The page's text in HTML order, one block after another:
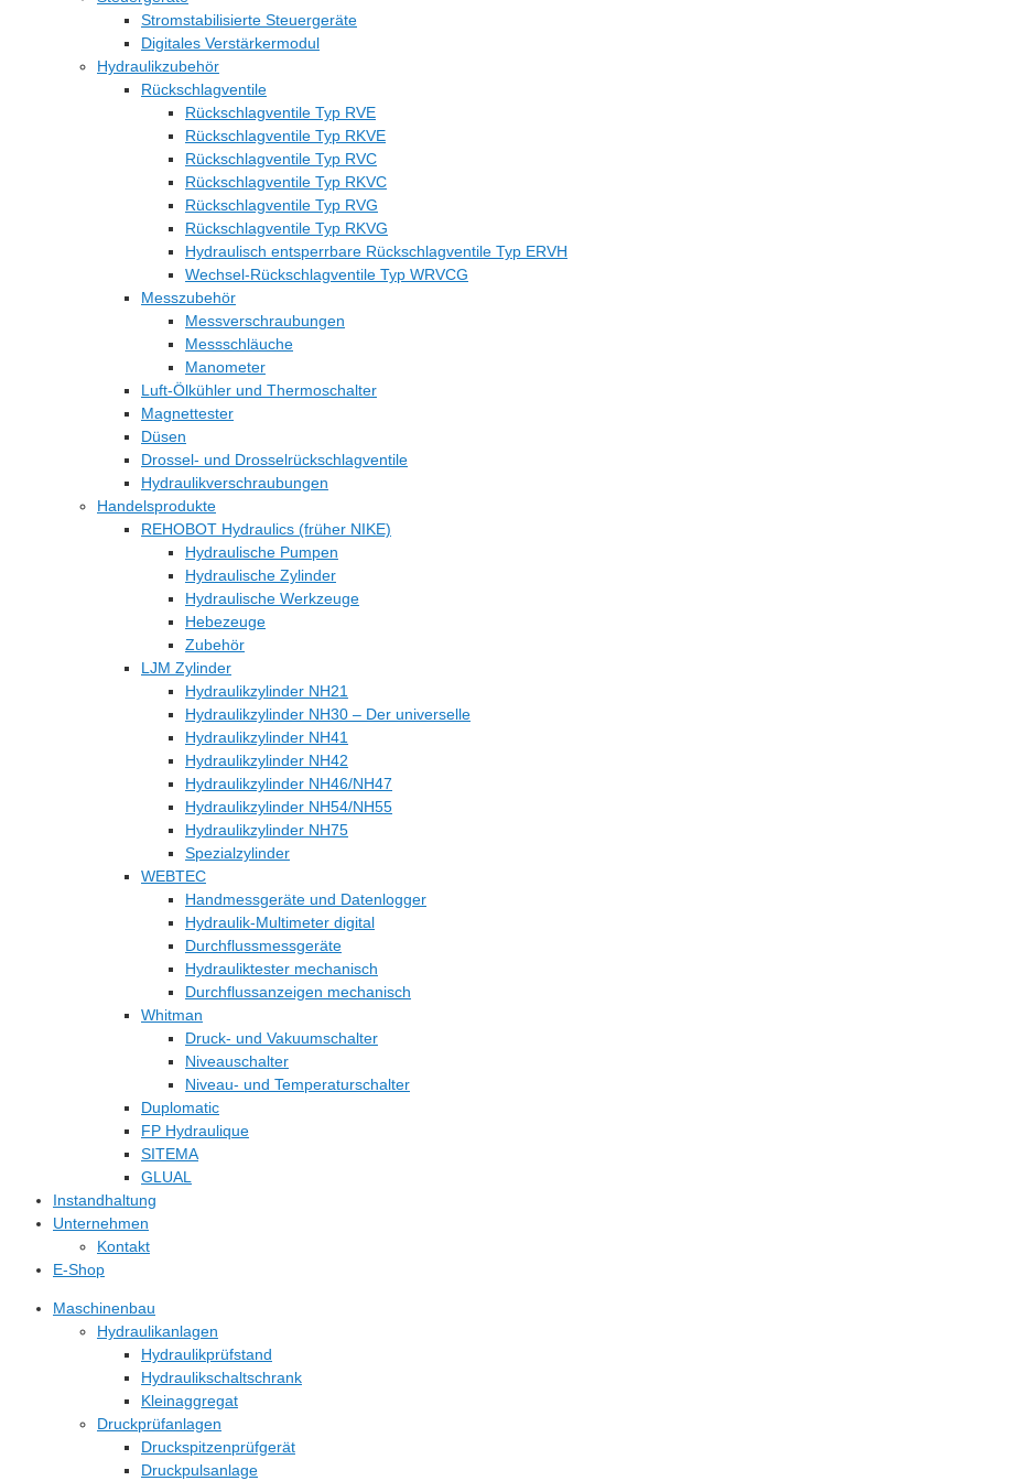
Stromstabilisierte Steuergeräte
Digitales Verstärkermodul
Hydraulikzubehör
Rückschlagventile
Rückschlagventile Typ RVE
Rückschlagventile Typ RKVE
Rückschlagventile Typ RVC
Rückschlagventile Typ RKVC
Rückschlagventile Typ RVG
Rückschlagventile Typ RKVG
Hydraulisch entsperrbare Rückschlagventile Typ ERVH
Wechsel-Rückschlagventile Typ WRVCG
Messzubehör
Messverschraubungen
Messschläuche
Manometer
Luft-Ölkühler und Thermoschalter
Magnettester
Düsen
Drossel- und Drosselrückschlagventile
Hydraulikverschraubungen
Handelsprodukte
REHOBOT Hydraulics (früher NIKE)
Hydraulische Pumpen
Hydraulische Zylinder
Hydraulische Werkzeuge
Hebezeuge
Zubehör
LJM Zylinder
Hydraulikzylinder NH21
Hydraulikzylinder NH30 – Der universelle
Hydraulikzylinder NH41
Hydraulikzylinder NH42
Hydraulikzylinder NH46/NH47
Hydraulikzylinder NH54/NH55
Hydraulikzylinder NH75
Spezialzylinder
WEBTEC
Handmessgeräte und Datenlogger
Hydraulik-Multimeter digital
Durchflussmessgeräte
Hydrauliktester mechanisch
Durchflussanzeigen mechanisch
Whitman
Druck- und Vakuumschalter
Niveauschalter
Niveau- und Temperaturschalter
Duplomatic
FP Hydraulique
SITEMA
GLUAL
Instandhaltung
Unternehmen
Kontakt
E-Shop
Maschinenbau
Hydraulikanlagen
Hydraulikprüfstand
Hydraulikschaltschrank
Kleinaggregat
Druckprüfanlagen
Druckspitzenprüfgerät
Druckpulsanlage